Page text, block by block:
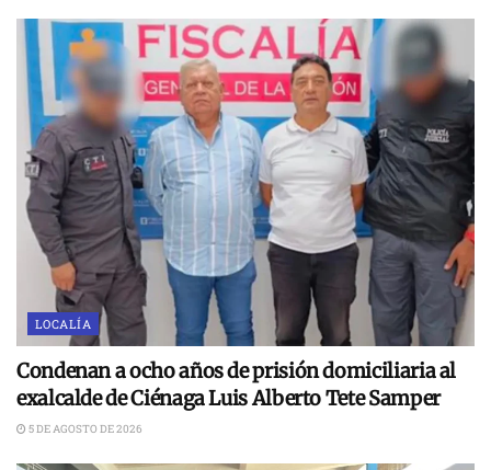
LOCALÍA
Condenan a ocho años de prisión domiciliaria al
exalcalde de Ciénaga Luis Alberto Tete Samper
5 DE AGOSTO DE 2026